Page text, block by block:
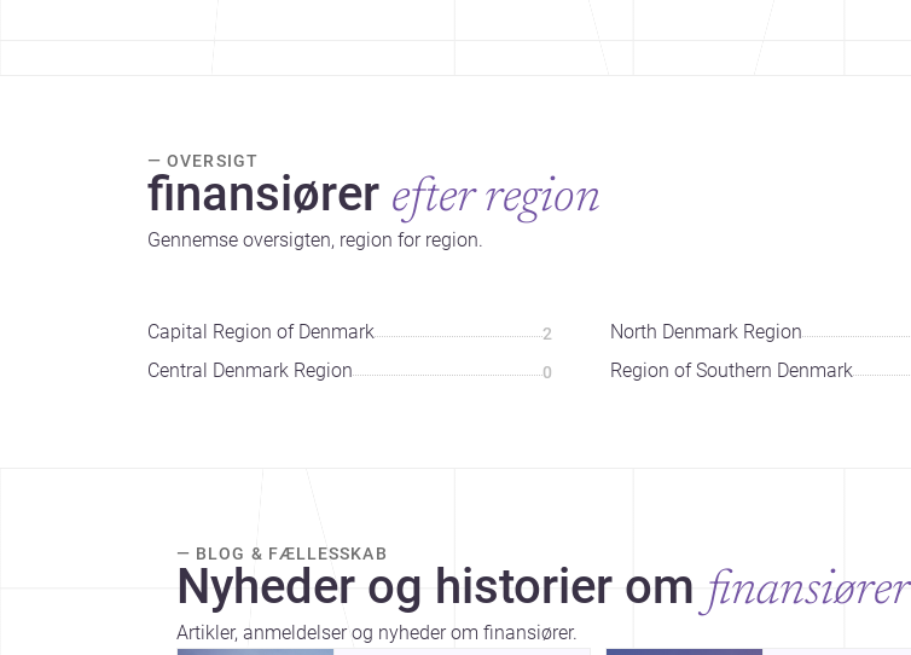
— OVERSIGT
finansiører efter region
Gennemse oversigten, region for region.
Capital Region of Denmark 2
Central Denmark Region 0
North Denmark Region
Region of Southern Denmark
— BLOG & FÆLLESSKAB
Nyheder og historier om finansiører
Artikler, anmeldelser og nyheder om finansiører.